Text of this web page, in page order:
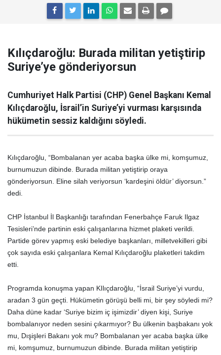
Kılıçdaroğlu: Burada militan yetiştirip
Suriye’ye gönderiyorsun
Cumhuriyet Halk Partisi (CHP) Genel Başkanı Kemal
Kılıçdaroğlu, İsrail’in Suriye’yi vurması karşısında
hükümetin sessiz kaldığını söyledi.
Kılıçdaroğlu, “Bombalanan yer acaba başka ülke mi, komşumuz,
burnumuzun dibinde. Burada militan yetiştirip oraya
gönderiyorsun. Eline silah veriyorsun ‘kardeşini öldür’ diyorsun.”
dedi.
CHP İstanbul İl Başkanlığı tarafından Fenerbahçe Faruk Ilgaz
Tesisleri’nde partinin eski çalışanlarına hizmet plaketi verildi.
Partide görev yapmış eski belediye başkanları, milletvekilleri gibi
çok sayıda eski çalışanlara Kemal Kılıçdaroğlu plaketleri takdim
etti.
Programda konuşma yapan KIlıçdaroğlu, “İsrail Suriye’yi vurdu,
aradan 3 gün geçti. Hükümetin görüşü belli mi, bir şey söyledi mi?
Daha düne kadar ‘Suriye bizim iç işimizdir’ diyen kişi, Suriye
bombalanıyor neden sesini çıkarmıyor? Bu ülkenin başbakanı yok
mu, Dışişleri Bakanı yok mu? Bombalanan yer acaba başka ülke
mi, komşumuz, burnumuzun dibinde. Burada militan yetiştirip